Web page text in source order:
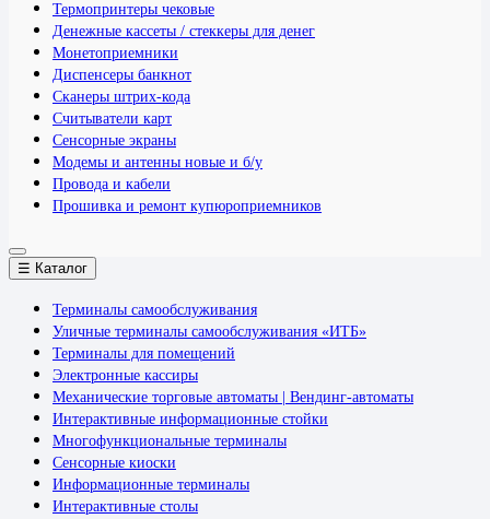
Термопринтеры чековые
Денежные кассеты / стеккеры для денег
Монетоприемники
Диспенсеры банкнот
Сканеры штрих-кода
Считыватели карт
Сенсорные экраны
Модемы и антенны новые и б/у
Провода и кабели
Прошивка и ремонт купюроприемников
☰ Каталог
Терминалы самообслуживания
Уличные терминалы самообслуживания «ИТБ»
Терминалы для помещений
Электронные кассиры
Механические торговые автоматы | Вендинг-автоматы
Интерактивные информационные стойки
Многофункциональные терминалы
Сенсорные киоски
Информационные терминалы
Интерактивные столы